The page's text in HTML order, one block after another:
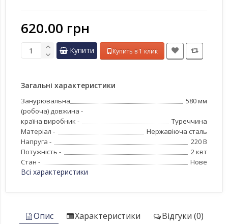
620.00 грн
Купити Купить в 1 клик
Загальні характеристики
Занурювальна
(робоча) довжина -
580 мм
країна виробник -
Туреччина
Матеріал -
Нержавіюча сталь
Напруга -
220 В
Потужність -
2 квт
Стан -
Нове
Всі характеристики
Опис Характеристики
Відгуки (0)